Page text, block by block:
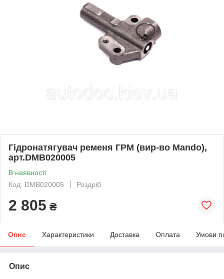
Гідронатягувач ременя ГРМ (вир-во Mando),
арт.DMB020005
В наявності
Код: DMB020005
Роздріб
2 805 ₴
Опис Характеристики Доставка Оплата Умови
Опис